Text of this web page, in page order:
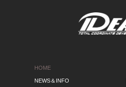
HOME
NEWS＆INFO